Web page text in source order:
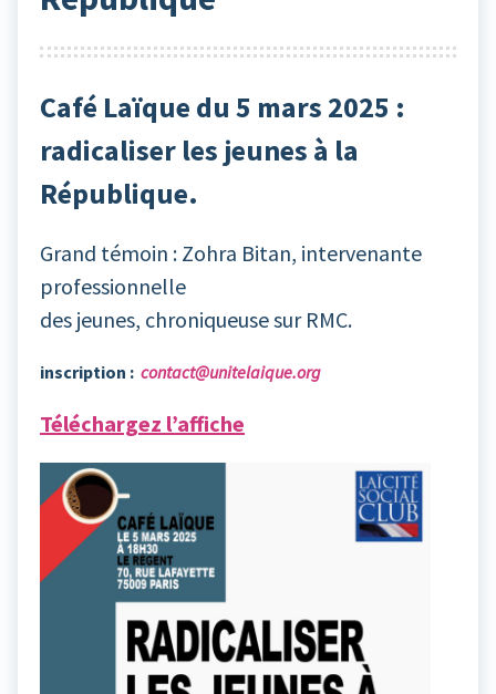
Café Laïque du 5 mars 2025 :
radicaliser les jeunes à la
République.
Grand témoin : Zohra Bitan, intervenante
professionnelle
des jeunes, chroniqueuse sur RMC.
inscription : contact@unitelaique.org
Téléchargez l’affiche